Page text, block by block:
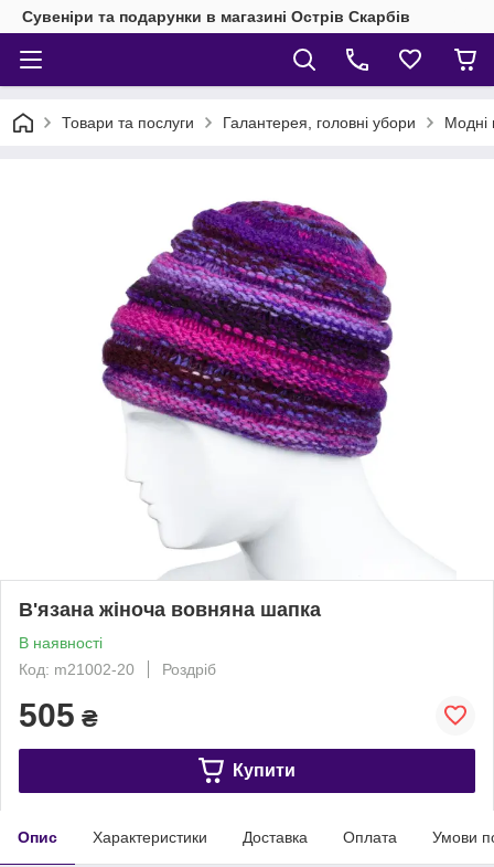
Сувеніри та подарунки в магазині Острів Скарбів
Товари та послуги Галантерея, головні убори Модні
В'язана жіноча вовняна шапка
В наявності
Код: m21002-20
Роздріб
505 ₴
Купити
Опис Характеристики Доставка Оплата Умови